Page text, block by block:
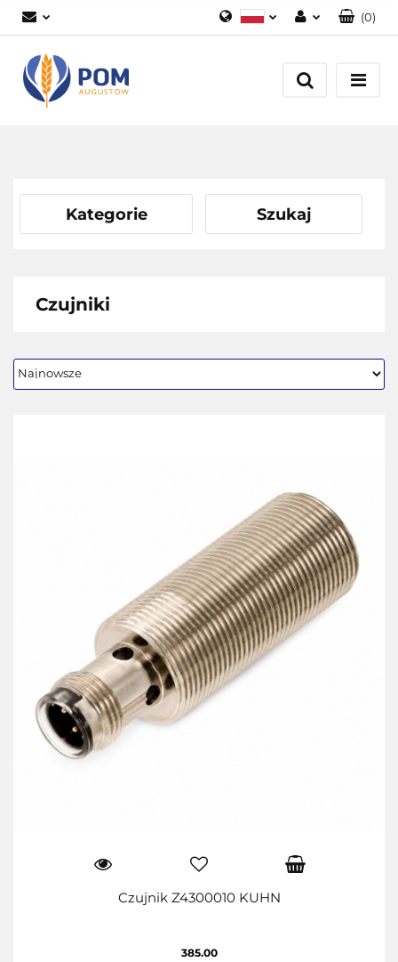
Zaloguj się
Załóż konto
(0)
Kategorie Szukaj
Czujniki
Czujnik Z4300010 KUHN
385.00